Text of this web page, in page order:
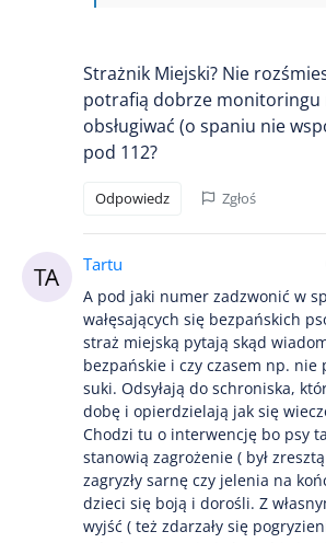
Strażnik Miejski? Nie
potrafią dobrze monitoringu
obsługiwać (o spaniu nie
pod 112?
Odpowiedz Zgłoś
Tartu
A pod jaki numer zadzwonić w
wałęsających się bezpańskich
straż miejską pytają skąd
bezpańskie i czy czasem np. nie
suki. Odsyłają do schroniska,
dobę i opierdzielają jak się
Chodzi tu o interwencję bo psy
stanowią zagrożenie ( był
zagryzły sarnę czy jelenia na
dzieci się boją i dorośli. Z
wyjść ( też zdarzały się